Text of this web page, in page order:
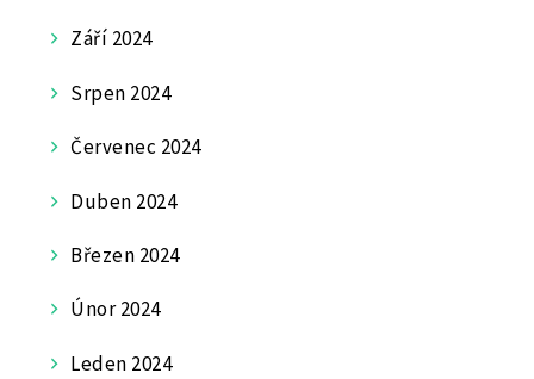
Září 2024
Srpen 2024
Červenec 2024
Duben 2024
Březen 2024
Únor 2024
Leden 2024